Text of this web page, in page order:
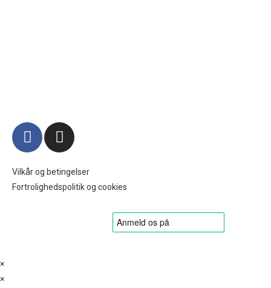
Vilkår og betingelser
Fortrolighedspolitik og cookies
×
×